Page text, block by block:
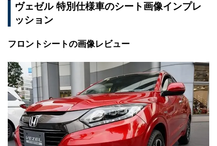
ヴェゼル 特別仕様車のシート画像インプレ
ッション
フロントシートの画像レビュー